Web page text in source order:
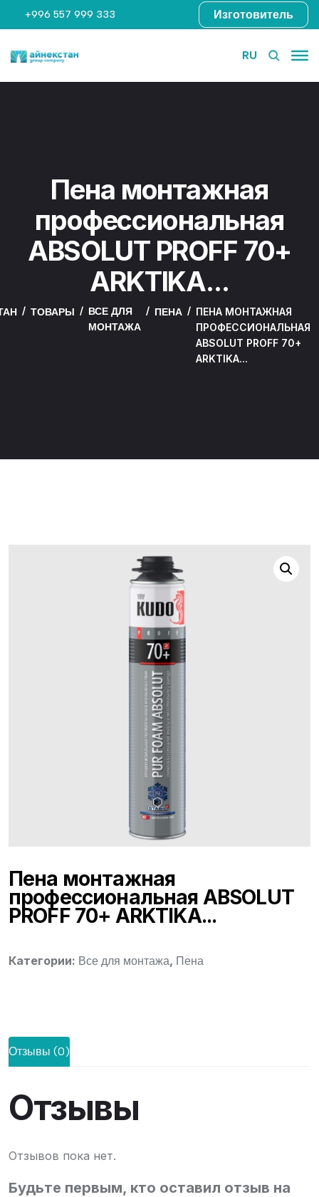
+996 557 999 333 Изготовитель
RU
Пена монтажная
профессиональная
ABSOLUT PROFF 70+
ARKTIKA...
ТОВАРЫ
ВСЕ ДЛЯ
МОНТАЖА
ПЕНА
ПЕНА МОНТАЖНАЯ
ПРОФЕССИОНАЛЬНАЯ
ABSOLUT PROFF 70+
ARKTIKA...
Пена монтажная
профессиональная ABSOLUT
PROFF 70+ ARKTIKA...
Категории: Все для монтажа, Пена
Отзывы (0)
Отзывы
Отзывов пока нет.
Будьте первым, кто оставил отзыв на